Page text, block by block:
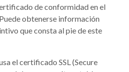
de conformidad en el
obtenerse información
que consta al pie de este
el certificado SSL (Secure